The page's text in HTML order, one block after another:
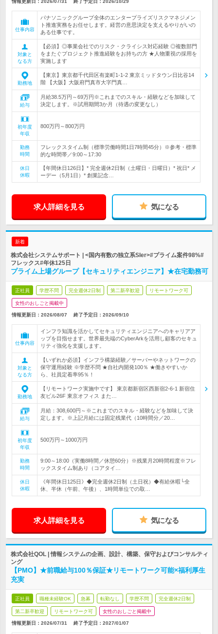
情報更新日：2026/07/31 終了予定日： 2026/10/29
仕事内容
パナソニックグループ全体のエンタープライズリスクマネジメン
ト推進実務をお任せします。経営の意思決定を支えるやりがいの
ある仕事です。
対象と
なる方
【必須】◎事業会社でのリスク・クライシス対応経験 ◎複数部門
をまたぐプロジェクト推進経験をお持ちの方 ★人物重視の採用を
実施します
勤務地
【東京】東京都千代田区有楽町1-1-2 東京ミッドタウン日比谷14
階 【大阪】大阪府門真市大字門真…
給与
月給38.5万円～69万円※これまでのスキル・経験などを加味して
決定します。※試用期間3か月（待遇の変更なし）
初年度
年収
800万円～800万円
勤務
時間
フレックスタイム制（標準労働時間1日7時間45分）※参考・標準
的な時間帯／9:00～17:30
休日
休暇
【年間休日126日】* 完全週休2日制（土曜日・日曜日）* 祝日* メ
ーデー（5月1日）* 創業記念…
求人詳細を見る 気になる
新着
株式会社システムサポート | <国内有数の独立系SIer>#プライム案件98%#
フレックス#年休125日
プライム上場グループ【セキュリティエンジニア】★在宅勤務可
正社員 学歴不問 完全週休2日制 第二新卒歓迎 リモートワーク可
女性のおしごと掲載中
情報更新日：2026/08/07 終了予定日： 2026/09/10
仕事内容
インフラ知識を活かしてセキュリティエンジニアへのキャリアア
ップを目指せます。世界最先端のCyberArkを活用し顧客のセキュ
リティ強化を支援します。
対象と
なる方
【いずれか必須】インフラ構築経験／サーバーやネットワークの
保守運用経験 ※学歴不問 ★自社内開発100％ ★働きやすいか
ら、社員定着率95％！
勤務地
【リモートワーク実施中です】 東京都新宿区西新宿2-6-1 新宿住
友ビル26F 東京オフィス また…
給与
月給：308,600円～※これまでのスキル・経験などを加味して決
定します。※上記月給には固定残業代（10時間分／20…
初年度
年収
500万円～1000万円
勤務
時間
9:00～18:00（実働8時間／休憩60分）※残業月20時間程度※フレ
ックスタイム制あり（コアタイ…
休日
休暇
《年間休日125日》◆完全週休2日制（土日祝）◆有給休暇└全
休、半休（午前、午後）、1時間単位での取…
求人詳細を見る 気になる
株式会社QOL | 情報システムの企画、設計、構築、保守およびコンサルティ
ング
【PMO】★前職給与100％保証★リモートワーク可能×福利厚生
充実
正社員 職種未経験OK 急募 転勤なし 学歴不問 完全週休2日制
第二新卒歓迎 リモートワーク可 女性のおしごと掲載中
情報更新日：2026/07/31 終了予定日： 2027/01/07